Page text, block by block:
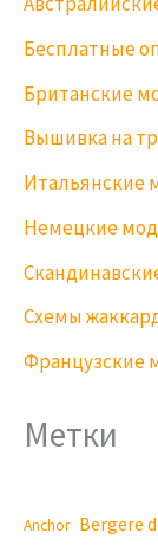
Бесплатные
Британские
Вышивка на
Итальянские
Немецкие
Схемы
Французские
Метки
Anchor Bergere